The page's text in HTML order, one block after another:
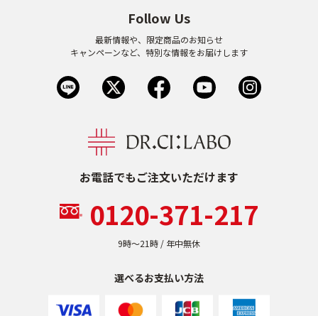
お電話でもご注文いただけます
0120-371-217
9時〜21時 / 年中無休
選べるお支払い方法
Follow Us
最新情報や、限定商品のお知らせ
キャンペーンなど、特別な情報をお届けします